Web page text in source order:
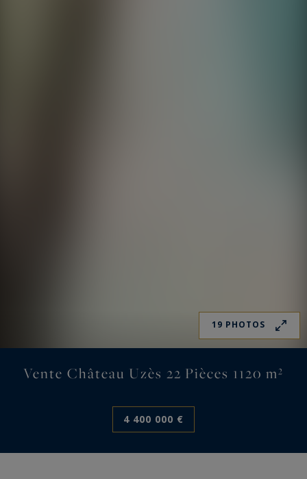
19 PHOTOS
Vente Château Uzès 22 Pièces 1120 m²
4 400 000 €